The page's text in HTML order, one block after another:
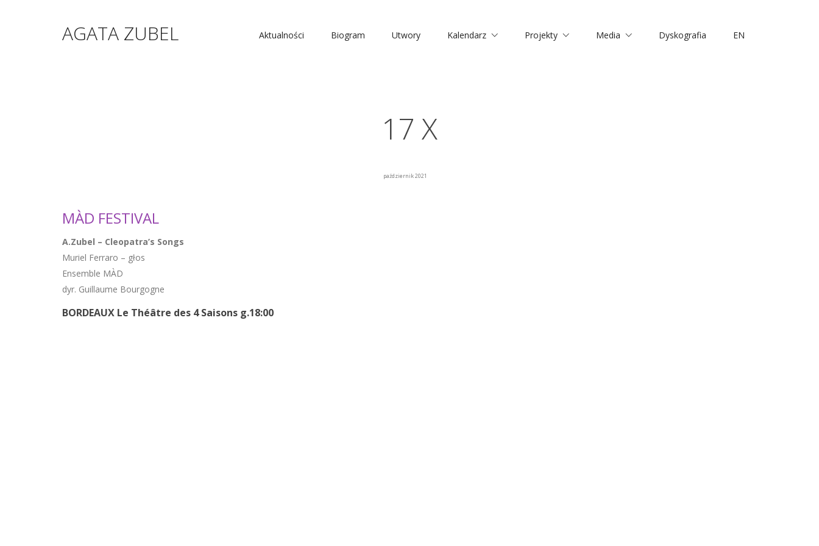
AGATA ZUBEL Aktualności Biogram Utwory Kalendarz Projekty Media Dyskografia EN
17 X
październik 2021
MÀD FESTIVAL
A.Zubel – Cleopatra’s Songs
Muriel Ferraro – głos
Ensemble MÀD
dyr. Guillaume Bourgogne
BORDEAUX Le Théâtre des 4 Saisons g.18:00